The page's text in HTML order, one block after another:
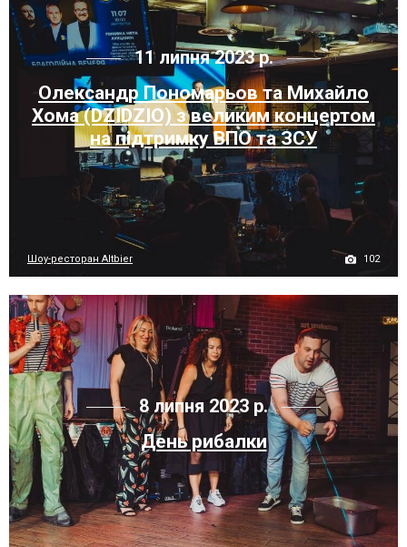
11 липня 2023 р.
Олександр Пономарьов та Михайло
Хома (DZIDZIO) з великим концертом
на підтримку ВПО та ЗСУ
Шоу-ресторан Altbier 102
8 липня 2023 р.
День рибалки